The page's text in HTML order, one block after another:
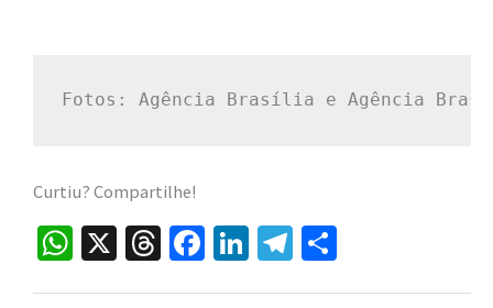
Fotos: Agência Brasília e Agência
Curtiu? Compartilhe!
W X
T
Fa Li Te